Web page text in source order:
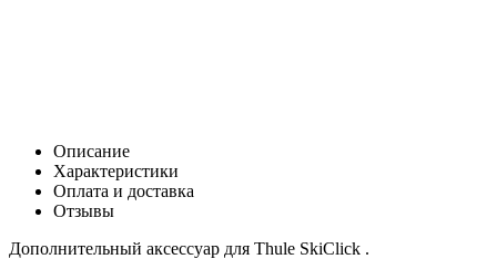
Описание
Характеристики
Оплата и доставка
Отзывы
Дополнительный аксессуар для Thule SkiClick .